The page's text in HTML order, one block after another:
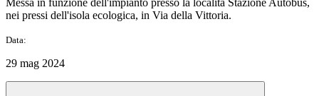
Messa in funzione dell'impianto presso la località Stazione Autobus,
nei pressi dell'isola ecologica, in Via della Vittoria.
Data:
29 mag 2024